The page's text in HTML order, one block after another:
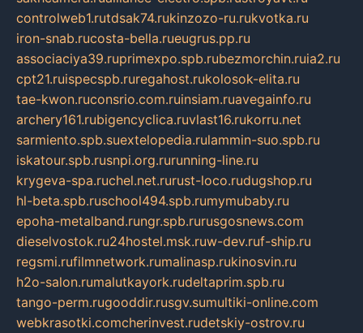
controlweb1.rutdsak74.rukinzozo-ru.rukvotka.ru
iron-snab.rucosta-bella.rueugrus.pp.ru
associaciya39.ruprimexpo.spb.rubezmorchin.ruia2.ru
cpt21.ruispecspb.ruregahost.rukolosok-elita.ru
tae-kwon.ruconsrio.com.ruinsiam.ruavegainfo.ru
archery161.rubigencyclica.ruvlast16.rukorru.net
sarmiento.spb.suextelopedia.rulammin-suo.spb.ru
iskatour.spb.rusnpi.org.rurunning-line.ru
krygeva-spa.ruchel.net.rurust-loco.rudugshop.ru
hl-beta.spb.ruschool494.spb.rumymubaby.ru
epoha-metalband.rungr.spb.rurusgosnews.com
dieselvostok.ru24hostel.msk.ruw-dev.ruf-ship.ru
regsmi.rufilmnetwork.rumalinasp.rukinosvin.ru
h2o-salon.rumalutkayork.rudeltaprim.spb.ru
tango-perm.rugooddir.rusgv.sumultiki-online.com
webkrasotki.comcherinvest.rudetskiy-ostrov.ru